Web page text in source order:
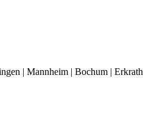
| Mannheim | Bochum | Erkrath